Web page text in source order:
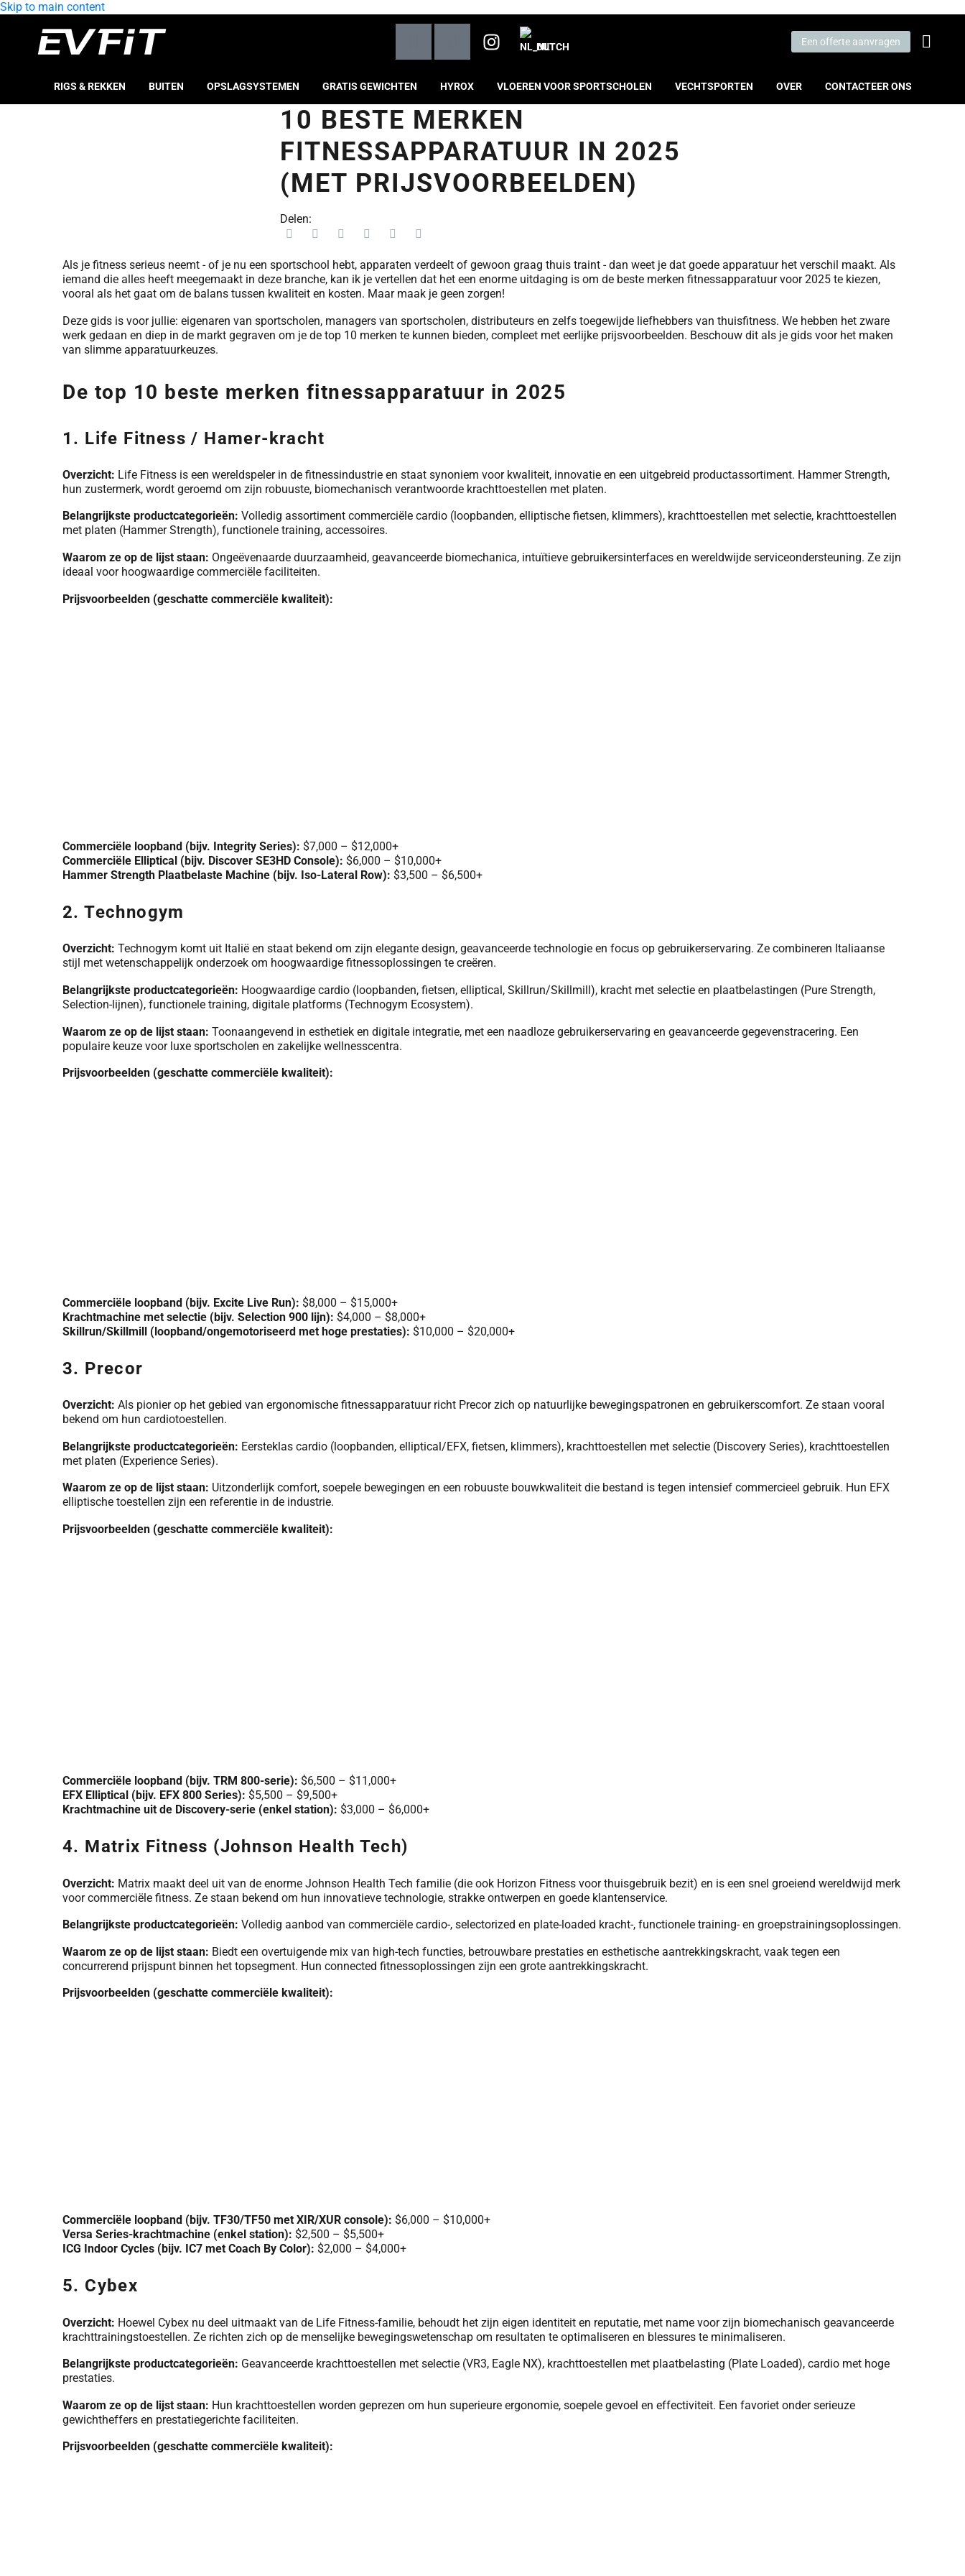
Skip to main content
DUTCH Een offerte aanvragen
RIGS & REKKEN BUITEN OPSLAGSYSTEMEN GRATIS GEWICHTEN HYROX VLOEREN VOOR SPORTSCHOLEN VECHTSPORTEN OVER CONTACTEER ONS
10 BESTE MERKEN
FITNESSAPPARATUUR IN 2025
(MET PRIJSVOORBEELDEN)
Delen:
Als je fitness serieus neemt - of je nu een sportschool hebt, apparaten verdeelt of gewoon graag thuis traint - dan weet je dat goede apparatuur het verschil maakt. Als
iemand die alles heeft meegemaakt in deze branche, kan ik je vertellen dat het een enorme uitdaging is om de beste merken fitnessapparatuur voor 2025 te kiezen,
vooral als het gaat om de balans tussen kwaliteit en kosten. Maar maak je geen zorgen!
Deze gids is voor jullie: eigenaren van sportscholen, managers van sportscholen, distributeurs en zelfs toegewijde liefhebbers van thuisfitness. We hebben het zware
werk gedaan en diep in de markt gegraven om je de top 10 merken te kunnen bieden, compleet met eerlijke prijsvoorbeelden. Beschouw dit als je gids voor het maken
van slimme apparatuurkeuzes.
De top 10 beste merken fitnessapparatuur in 2025
1. Life Fitness / Hamer-kracht
Overzicht: Life Fitness is een wereldspeler in de fitnessindustrie en staat synoniem voor kwaliteit, innovatie en een uitgebreid productassortiment. Hammer Strength,
hun zustermerk, wordt geroemd om zijn robuuste, biomechanisch verantwoorde krachttoestellen met platen.
Belangrijkste productcategorieën: Volledig assortiment commerciële cardio (loopbanden, elliptische fietsen, klimmers), krachttoestellen met selectie, krachttoestellen
met platen (Hammer Strength), functionele training, accessoires.
Waarom ze op de lijst staan: Ongeëvenaarde duurzaamheid, geavanceerde biomechanica, intuïtieve gebruikersinterfaces en wereldwijde serviceondersteuning. Ze zijn
ideaal voor hoogwaardige commerciële faciliteiten.
Prijsvoorbeelden (geschatte commerciële kwaliteit):
Commerciële loopband (bijv. Integrity Series): $7,000 – $12,000+
Commerciële Elliptical (bijv. Discover SE3HD Console): $6,000 – $10,000+
Hammer Strength Plaatbelaste Machine (bijv. Iso-Lateral Row): $3,500 – $6,500+
2. Technogym
Overzicht: Technogym komt uit Italië en staat bekend om zijn elegante design, geavanceerde technologie en focus op gebruikerservaring. Ze combineren Italiaanse
stijl met wetenschappelijk onderzoek om hoogwaardige fitnessoplossingen te creëren.
Belangrijkste productcategorieën: Hoogwaardige cardio (loopbanden, fietsen, elliptical, Skillrun/Skillmill), kracht met selectie en plaatbelastingen (Pure Strength,
Selection-lijnen), functionele training, digitale platforms (Technogym Ecosystem).
Waarom ze op de lijst staan: Toonaangevend in esthetiek en digitale integratie, met een naadloze gebruikerservaring en geavanceerde gegevenstracering. Een
populaire keuze voor luxe sportscholen en zakelijke wellnesscentra.
Prijsvoorbeelden (geschatte commerciële kwaliteit):
Commerciële loopband (bijv. Excite Live Run): $8,000 – $15,000+
Krachtmachine met selectie (bijv. Selection 900 lijn): $4,000 – $8,000+
Skillrun/Skillmill (loopband/ongemotoriseerd met hoge prestaties): $10,000 – $20,000+
3. Precor
Overzicht: Als pionier op het gebied van ergonomische fitnessapparatuur richt Precor zich op natuurlijke bewegingspatronen en gebruikerscomfort. Ze staan vooral
bekend om hun cardiotoestellen.
Belangrijkste productcategorieën: Eersteklas cardio (loopbanden, elliptical/EFX, fietsen, klimmers), krachttoestellen met selectie (Discovery Series), krachttoestellen
met platen (Experience Series).
Waarom ze op de lijst staan: Uitzonderlijk comfort, soepele bewegingen en een robuuste bouwkwaliteit die bestand is tegen intensief commercieel gebruik. Hun EFX
elliptische toestellen zijn een referentie in de industrie.
Prijsvoorbeelden (geschatte commerciële kwaliteit):
Commerciële loopband (bijv. TRM 800-serie): $6,500 – $11,000+
EFX Elliptical (bijv. EFX 800 Series): $5,500 – $9,500+
Krachtmachine uit de Discovery-serie (enkel station): $3,000 – $6,000+
4. Matrix Fitness (Johnson Health Tech)
Overzicht: Matrix maakt deel uit van de enorme Johnson Health Tech familie (die ook Horizon Fitness voor thuisgebruik bezit) en is een snel groeiend wereldwijd merk
voor commerciële fitness. Ze staan bekend om hun innovatieve technologie, strakke ontwerpen en goede klantenservice.
Belangrijkste productcategorieën: Volledig aanbod van commerciële cardio-, selectorized en plate-loaded kracht-, functionele training- en groepstrainingsoplossingen.
Waarom ze op de lijst staan: Biedt een overtuigende mix van high-tech functies, betrouwbare prestaties en esthetische aantrekkingskracht, vaak tegen een
concurrerend prijspunt binnen het topsegment. Hun connected fitnessoplossingen zijn een grote aantrekkingskracht.
Prijsvoorbeelden (geschatte commerciële kwaliteit):
Commerciële loopband (bijv. TF30/TF50 met XIR/XUR console): $6,000 – $10,000+
Versa Series-krachtmachine (enkel station): $2,500 – $5,500+
ICG Indoor Cycles (bijv. IC7 met Coach By Color): $2,000 – $4,000+
5. Cybex
Overzicht: Hoewel Cybex nu deel uitmaakt van de Life Fitness-familie, behoudt het zijn eigen identiteit en reputatie, met name voor zijn biomechanisch geavanceerde
krachttrainingstoestellen. Ze richten zich op de menselijke bewegingswetenschap om resultaten te optimaliseren en blessures te minimaliseren.
Belangrijkste productcategorieën: Geavanceerde krachttoestellen met selectie (VR3, Eagle NX), krachttoestellen met plaatbelasting (Plate Loaded), cardio met hoge
prestaties.
Waarom ze op de lijst staan: Hun krachttoestellen worden geprezen om hun superieure ergonomie, soepele gevoel en effectiviteit. Een favoriet onder serieuze
gewichtheffers en prestatiegerichte faciliteiten.
Prijsvoorbeelden (geschatte commerciële kwaliteit):